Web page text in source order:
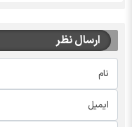
ارسال نظر